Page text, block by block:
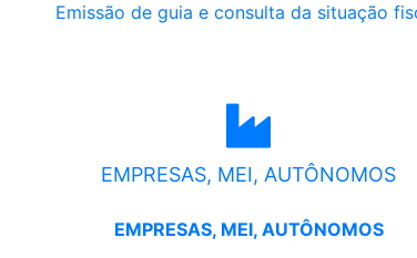
Emissão de guia e consulta da situação
EMPRESAS, MEI, AUTÔNOMOS
EMPRESAS, MEI, AUTÔNOMOS